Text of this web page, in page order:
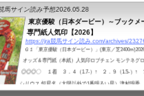
馬サイン読み予想2026.05.28
東京優駿（日本ダービー）～ブックメ
専門紙人気印【2026】
https://jra競馬サイン読み.com/archives/
Ｇ１「東京優駿（日本ダービー）」(東京／芝
オッズ＆専門紙（本紙）人気印ロブチェン モンテネ
◎◎◎〇 １着 ３．４（1.7-）↑ ２．９（1.5-）↑ ２
シリウス 恒星名（太陽以外で1番明るい星）津村